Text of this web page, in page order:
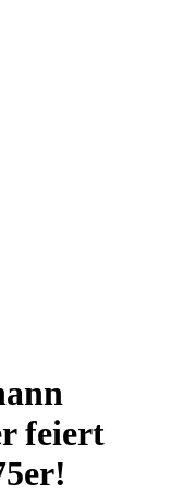
feiert